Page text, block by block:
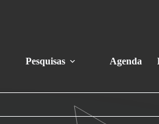
Pesquisas Agenda